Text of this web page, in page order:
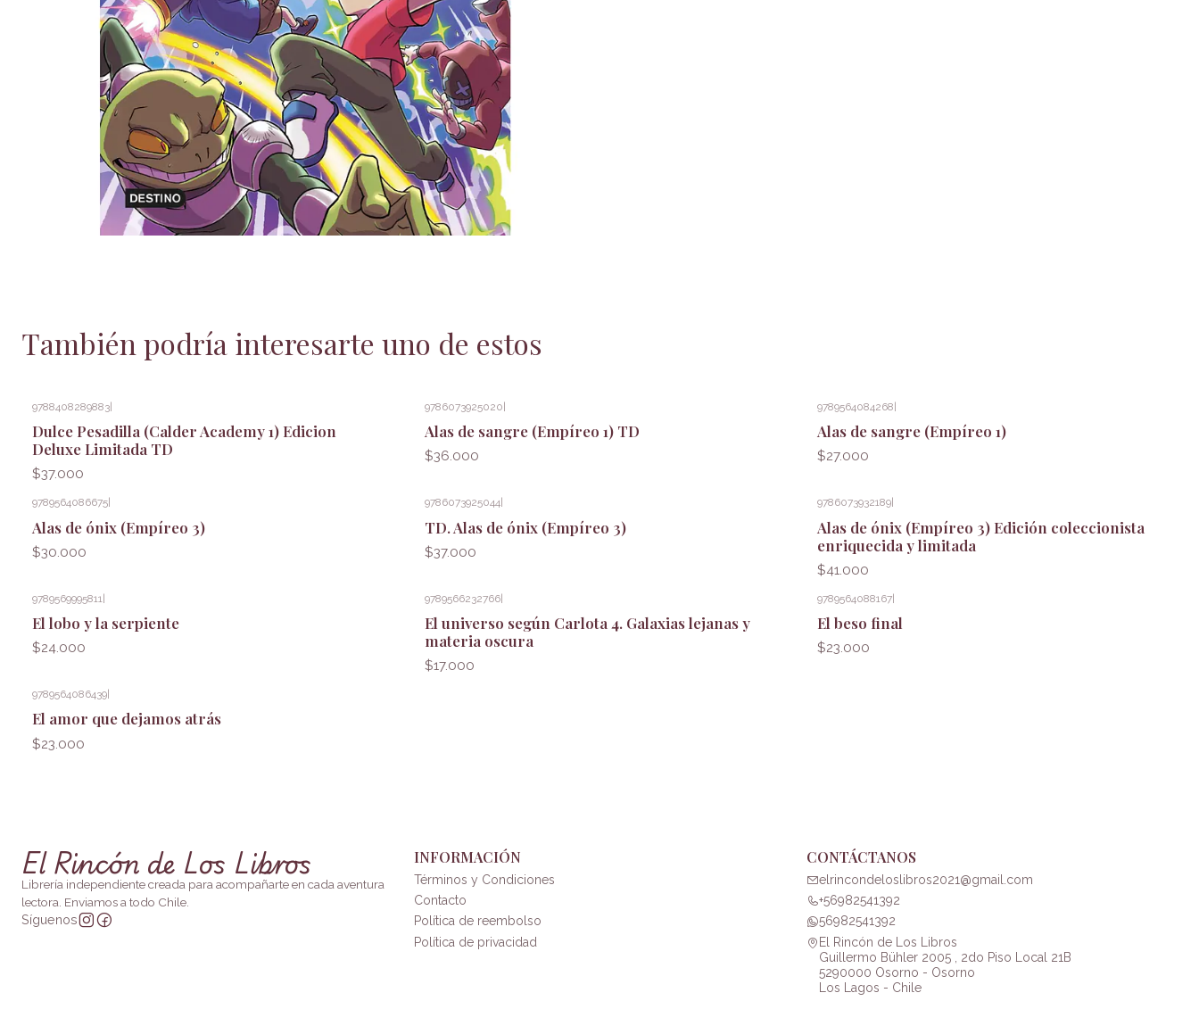
También podría interesarte uno de estos
9788408289883
Dulce Pesadilla (Calder Academy 1) Edicion
Deluxe Limitada TD
$37.000
9786073925020
Alas de sangre (Empíreo 1) TD
$36.000
9789564084268
Alas de sangre (Empíreo 1)
$27.000
9789564086675
Alas de ónix (Empíreo 3)
$30.000
9786073925044|
TD. Alas de ónix (Empíreo 3)
$37.000
9786073932189|
Alas de ónix (Empíreo 3) Edición coleccionista
enriquecida y limitada
$41.000
9789569995811 |
El lobo y la serpiente
$24.000
9789566232766|
El universo según Carlota 4. Galaxias lejanas y
materia oscura
$17.000
9789564088167|
El beso final
$23.000
9789564086439
El amor que dejamos atrás
$23.000
El Rincón de Los Libros
Librería independiente creada para acompañarte en cada aventura
lectora. Enviamos a todo Chile.
Síguenos
INFORMACIÓN
Términos y Condiciones
Contacto
Política de reembolso
Política de privacidad
CONTÁCTANOS
elrincondeloslibros2021@gmail.com
+56982541392
56982541392
El Rincón de Los Libros
Guillermo Bühler 2005 , 2do Piso Local 21B
5290000 Osorno - Osorno
Los Lagos - Chile